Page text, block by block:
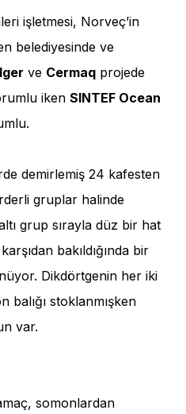
işletmesi, Norveç’in
belediyesinde ve
ve Cermaq projede
iken SINTEF Ocean
demirlemiş 24 kafesten
gruplar halinde
grup sırayla düz bir hat
bakıldığında bir
Dikdörtgenin her iki
balığı stoklanmışken
var.
somonlardan